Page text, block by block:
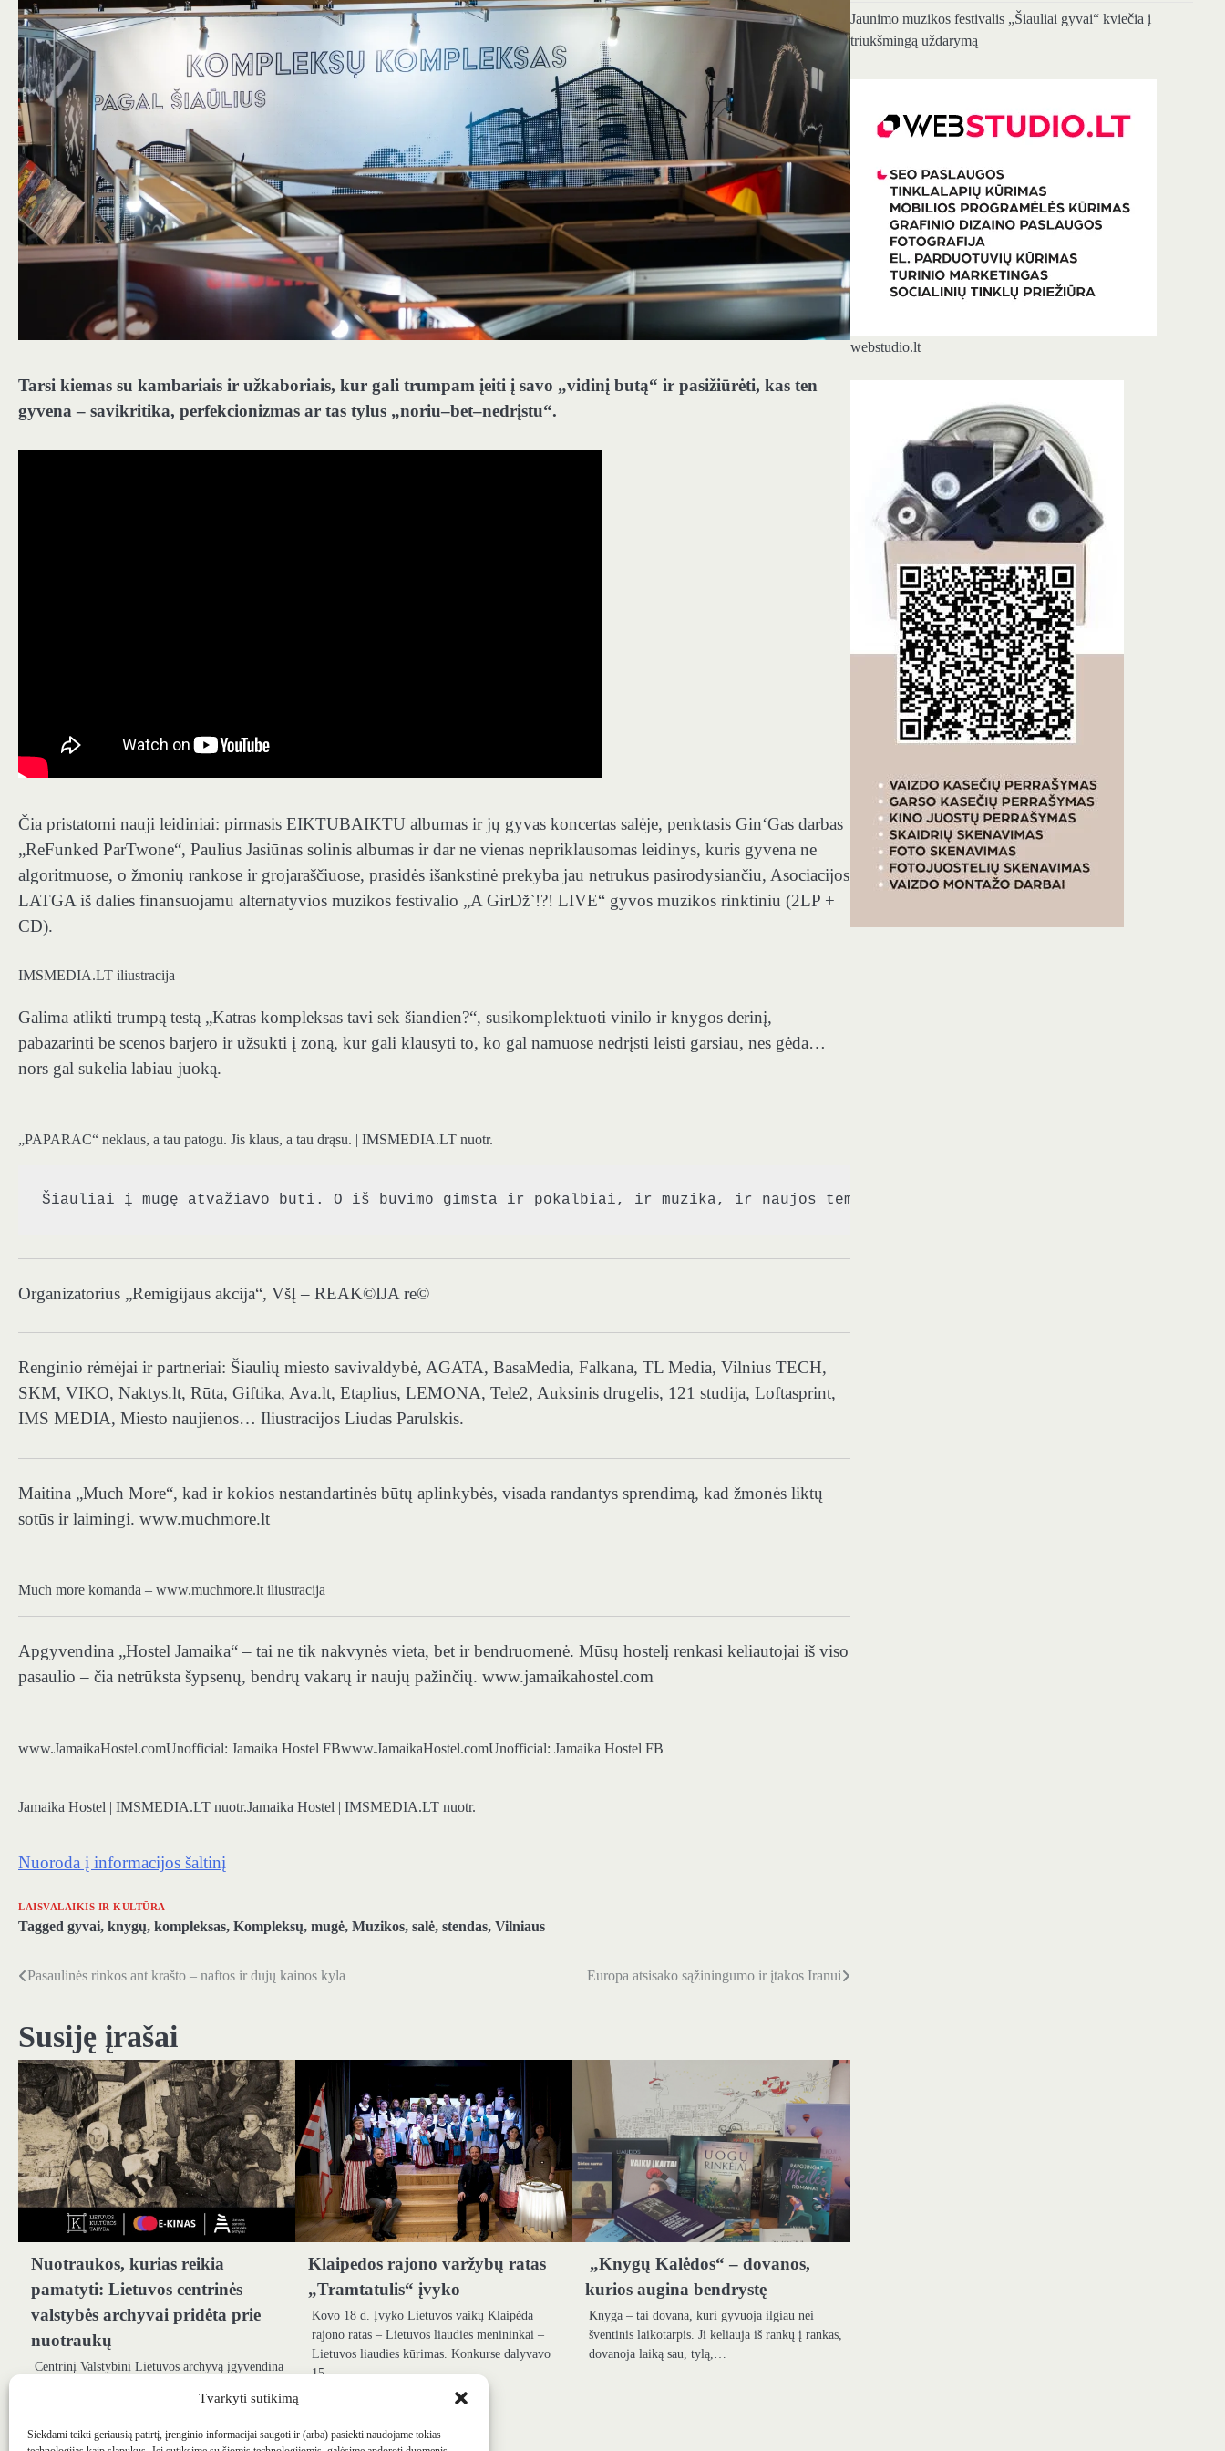
Tvarkyti sutikimą
Siekdami teikti geriausią patirtį, įrenginio informacijai saugoti ir (arba) pasiekti naudojame tokias
Tarsi kiemas su kambariais ir užkaboriais, kur gali trumpam įeiti į savo „vidinį butą“ ir pasižiūrėti, kas ten
gyvena – savikritika, perfekcionizmas ar tas tylus „noriu–bet–nedrįstu“.
Čia pristatomi nauji leidiniai: pirmasis EIKTUBAIKTU albumas ir jų gyvas koncertas salėje, penktasis Gin‘Gas darbas
„ReFunked ParTwone“, Paulius Jasiūnas solinis albumas ir dar ne vienas nepriklausomas leidinys, kuris gyvena ne
algoritmuose, o žmonių rankose ir grojaraščiuose, prasidės išankstinė prekyba jau netrukus pasirodysiančiu, Asociacijos
LATGA iš dalies finansuojamu alternatyvios muzikos festivalio „A GirDž`!?! LIVE“ gyvos muzikos rinktiniu (2LP +
CD).
IMSMEDIA.LT iliustracija
Galima atlikti trumpą testą „Katras kompleksas tavi sek šiandien?“, susikomplektuoti vinilo ir knygos derinį,
pabazarinti be scenos barjero ir užsukti į zoną, kur gali klausyti to, ko gal namuose nedrįsti leisti garsiau, nes gėda…
nors gal sukelia labiau juoką.
„PAPARAC“ neklaus, a tau patogu. Jis klaus, a tau drąsu. | IMSMEDIA.LT nuotr.
Šiauliai į mugę atvažiavo būti. O iš buvimo gimsta ir pokalbiai, ir muzika, ir naujos temos, kurios persikelia iš Vilniaus salių
Organizatorius „Remigijaus akcija“, VšĮ – REAK©IJA re©
Renginio rėmėjai ir partneriai: Šiaulių miesto savivaldybė, AGATA, BasaMedia, Falkana, TL Media, Vilnius TECH,
SKM, VIKO, Naktys.lt, Rūta, Giftika, Ava.lt, Etaplius, LEMONA, Tele2, Auksinis drugelis, 121 studija, Loftasprint,
IMS MEDIA, Miesto naujienos… Iliustracijos Liudas Parulskis.
Maitina „Much More“, kad ir kokios nestandartinės būtų aplinkybės, visada randantys sprendimą, kad žmonės liktų
sotūs ir laimingi. www.muchmore.lt
Much more komanda – www.muchmore.lt iliustracija
Apgyvendina „Hostel Jamaika“ – tai ne tik nakvynės vieta, bet ir bendruomenė. Mūsų hostelį renkasi keliautojai iš viso
pasaulio – čia netrūksta šypsenų, bendrų vakarų ir naujų pažinčių. www.jamaikahostel.com
www.JamaikaHostel.comUnofficial: Jamaika Hostel FBwww.JamaikaHostel.comUnofficial: Jamaika Hostel FB
Jamaika Hostel | IMSMEDIA.LT nuotr.Jamaika Hostel | IMSMEDIA.LT nuotr.
Nuoroda į informacijos šaltinį
LAISVALAIKIS IR KULTŪRA
Tagged gyvai, knygų, kompleksas, Kompleksų, mugė, Muzikos, salė, stendas, Vilniaus
Navigacija
įrašų
Pasaulinės rinkos ant krašto – naftos ir dujų kainos kyla Europa atsisako sąžiningumo ir įtakos Iranui
Susiję įrašai
Nuotraukos, kurias reikia
pamatyti: Lietuvos centrinės
valstybės archyvai pridėta prie
nuotraukų
Centrinį Valstybinį Lietuvos archyvą įgyvendina
įsigijimas“, kurį finansuoja Lietuvos Kultūros
Klaipedos rajono varžybų ratas
„Tramtatulis“ įvyko
Kovo 18 d. Įvyko Lietuvos vaikų Klaipėda
rajono ratas – Lietuvos liaudies menininkai –
Lietuvos liaudies kūrimas. Konkurse dalyvavo
15…
„Knygų Kalėdos“ – dovanos,
kurios augina bendrystę
Knyga – tai dovana, kuri gyvuoja ilgiau nei
šventinis laikotarpis. Ji keliauja iš rankų į rankas,
dovanoja laiką sau, tylą,…
Jaunimo muzikos festivalis „Šiauliai gyvai“ kviečia į
triukšmingą uždarymą
webstudio.lt